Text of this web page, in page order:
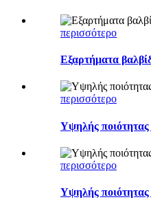
περισσότερο
Εξαρτήματα
περισσότερο
Υψηλής
περισσότερο
Υψηλής